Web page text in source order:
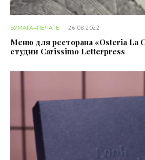
БУМАГА+ПЕЧАТЬ · 26.08.2022
Меню для ресторана «Osteria La
студии Carissimo Letterpress